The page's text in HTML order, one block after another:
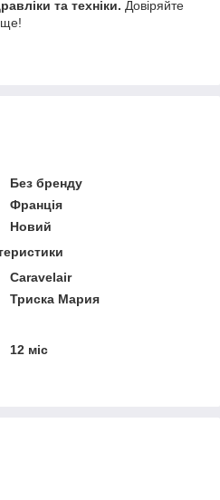
та техніки. Довіряйте
Без бренду
Франція
Новий
Caravelair
Триска Мария
12 міс